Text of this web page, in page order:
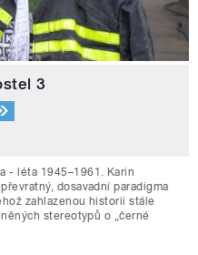
3
- léta 1945–1961. Karin
dosavadní paradigma
zahlazenou historii stále
stereotypů o „černé